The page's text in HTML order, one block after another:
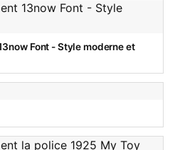
Font - Style moderne et